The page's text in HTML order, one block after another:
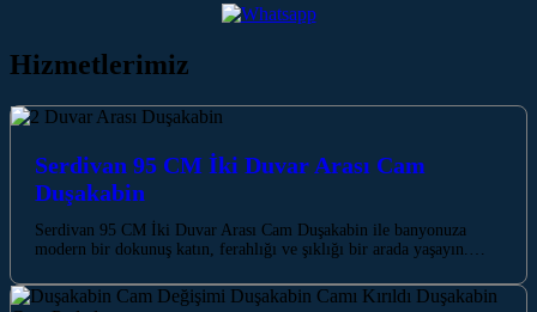
Hizmetlerimiz
Serdivan 95 CM İki Duvar Arası Cam
Duşakabin
Serdivan 95 CM İki Duvar Arası Cam Duşakabin ile banyonuza
modern bir dokunuş katın, ferahlığı ve şıklığı bir arada yaşayın.…